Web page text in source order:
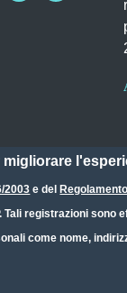
2003 e del
registrazioni
come nome,